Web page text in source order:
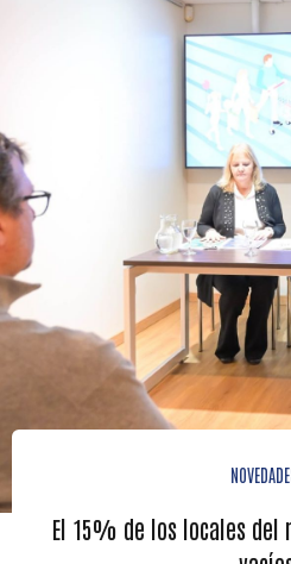
El 15% de los locales del